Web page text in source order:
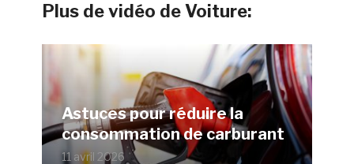
Plus de vidéo de Voiture:
Astuces pour réduire la
consommation de carburant
11 avril 2026